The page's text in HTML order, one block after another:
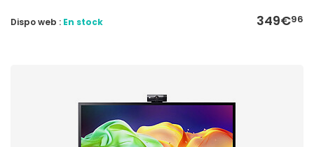
349€96
Dispo web : En stock